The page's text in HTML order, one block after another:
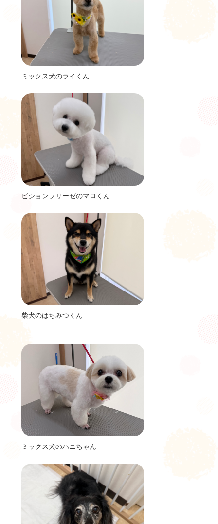
ミックス犬のライくん
ビションフリーゼのマロくん
柴犬のはちみつくん
ミックス犬のハニちゃん